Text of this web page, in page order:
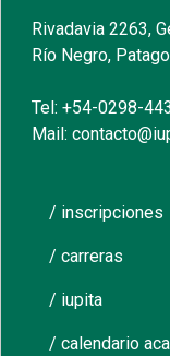
Rivadavia 2263,
Río Negro,
Tel: +54-0298-
Mail:
/ inscripciones
/ carreras
/ iupita
/ calendario